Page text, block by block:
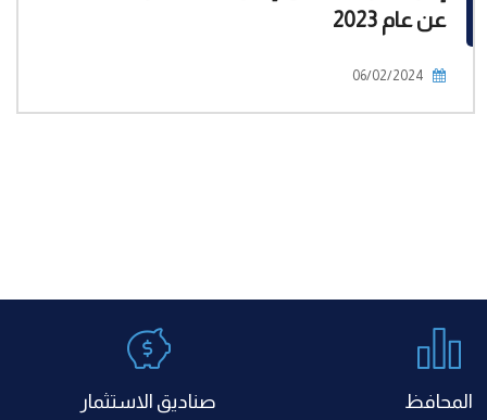
عن عام 2023
06/02/2024
صناديق الاستثمار المحافظ